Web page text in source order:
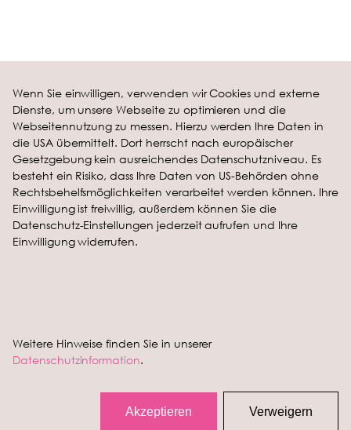
Brote
Brötchen
Karriere
Stellenangebote
Kontakt
Kontakt
Standorte
Unternehmen
Tradition
Engagement
Rechtliches
Impressum
Vereint mit imHaus der Bäcker
Wenn Sie einwilligen, verwenden wir Cookies und externe
Dienste, um unsere Webseite zu optimieren und die
Webseitennutzung zu messen. Hierzu werden Ihre Daten in
die USA übermittelt. Dort herrscht nach europäischer
Gesetzgebung kein ausreichendes Datenschutzniveau. Es
besteht ein Risiko, dass Ihre Daten von US-Behörden ohne
Rechtsbehelfsmöglichkeiten verarbeitet werden können. Ihre
Einwilligung ist freiwillig, außerdem können Sie die
Datenschutz-Einstellungen jederzeit aufrufen und Ihre
Einwilligung widerrufen.
Weitere Hinweise finden Sie in unserer
Datenschutzinformation.
Akzeptieren Verweigern